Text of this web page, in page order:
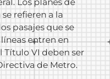
Los planes de
refieren a la
pasajes que se
entren en
Título VI deben ser
de Metro.